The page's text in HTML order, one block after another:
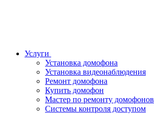
Услуги
Установка домофона
Установка видеонаблюдения
Ремонт домофона
Купить домофон
Мастер по ремонту домофонов
Системы контроля доступом